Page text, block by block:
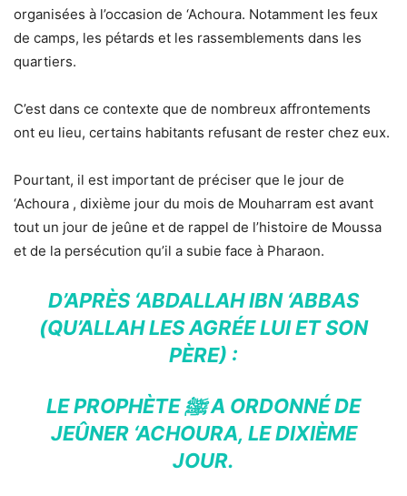
organisées à l’occasion de ‘Achoura. Notamment les feux
de camps, les pétards et les rassemblements dans les
quartiers.
C’est dans ce contexte que de nombreux affrontements
ont eu lieu, certains habitants refusant de rester chez eux.
Pourtant, il est important de préciser que le jour de
‘Achoura , dixième jour du mois de Mouharram est avant
tout un jour de jeûne et de rappel de l’histoire de Moussa
et de la persécution qu’il a subie face à Pharaon.
D’APRÈS ‘ABDALLAH IBN ‘ABBAS
(QU’ALLAH LES AGRÉE LUI ET SON
PÈRE) :
LE PROPHÈTE ﷺ A ORDONNÉ DE
JEÛNER ‘ACHOURA, LE DIXIÈME
JOUR.